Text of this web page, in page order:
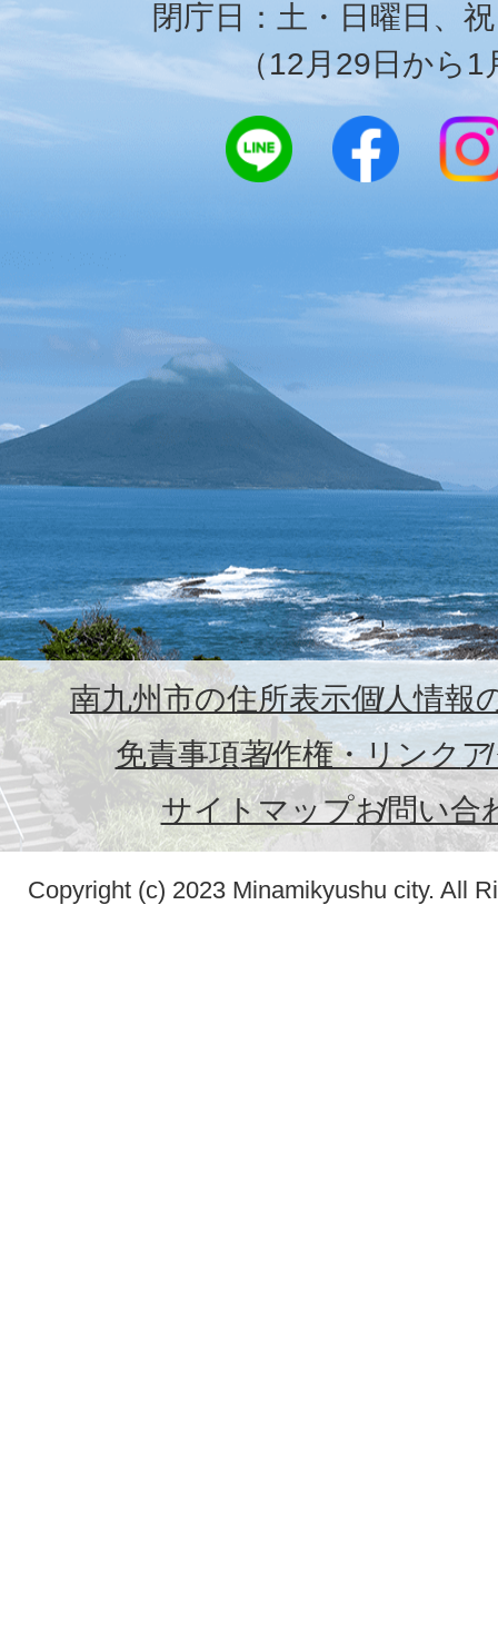
閉庁日：土・日曜日、
（12月29日から1
南九州市の住所表示個人情報
免責事項著作権・リンク
サイトマップお問い合
Copyright (c) 2023 Minamikyushu city. All